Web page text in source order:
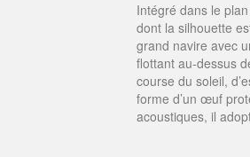
Intégré dans le
dont la silhouette
grand navire avec
flottant au-dessus
course du soleil,
forme d’un œuf
acoustiques, il